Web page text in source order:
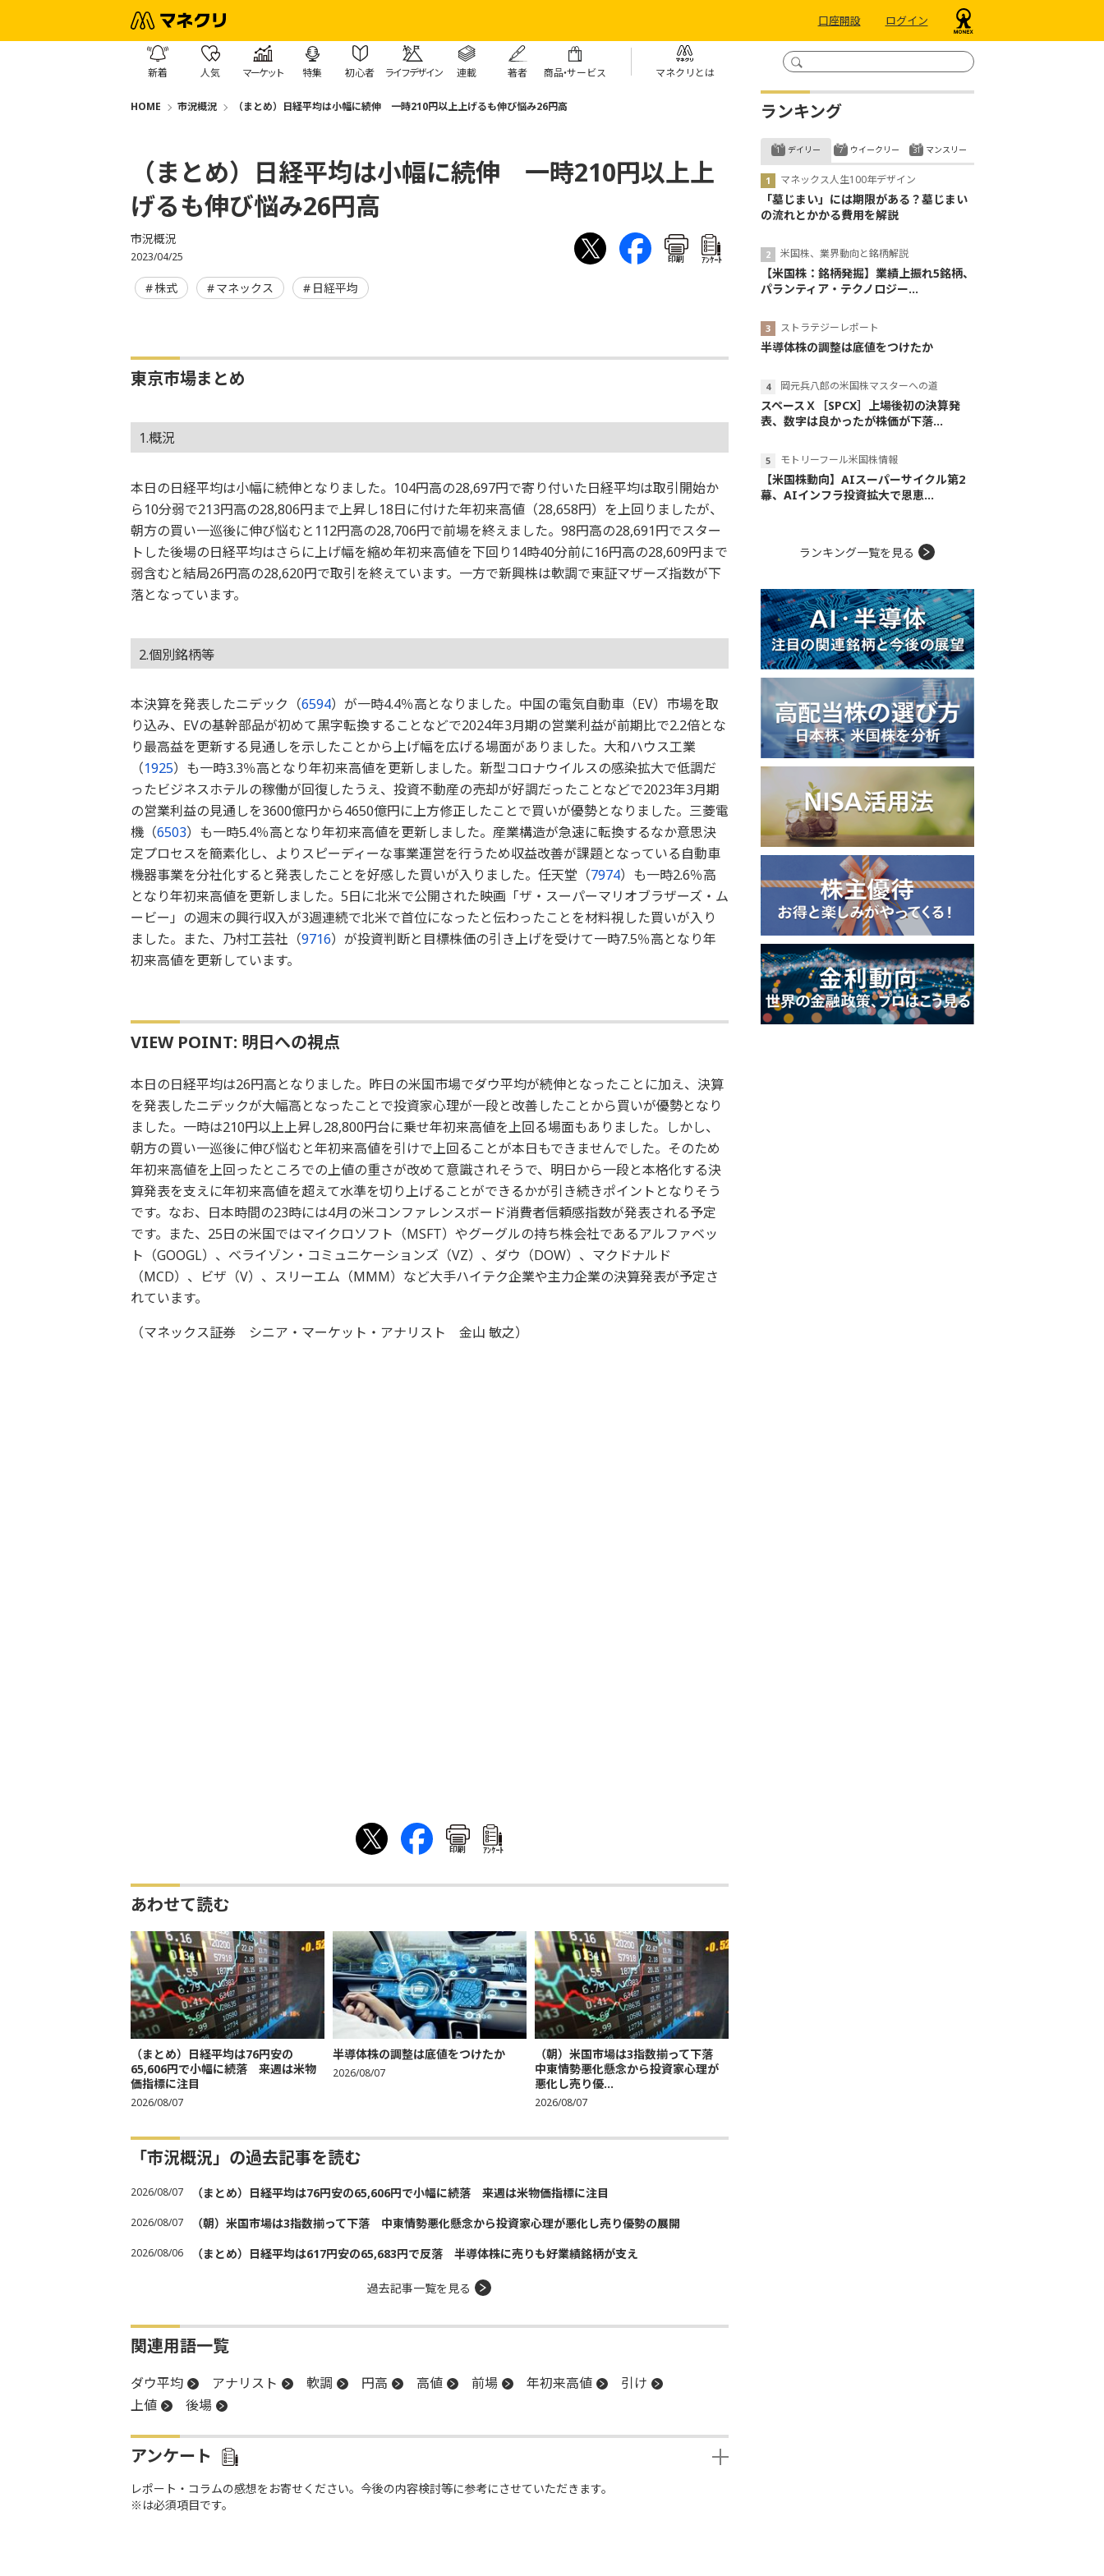
口座開設 ログイン
新着 人気 マーケット 特集 初心者 ライフデザイン 連載 著者 商品・サービス マネクリとは
HOME 市況概況 （まとめ）日経平均は小幅に続伸 一時210円以上上げるも伸び悩み26円高
（まとめ）日経平均は小幅に続伸 一時210円以上上
げるも伸び悩み26円高
市況概況
2023/04/25 印刷 ｱﾝｹｰﾄ
株式 マネックス 日経平均
東京市場まとめ
1.概況
本日の日経平均は小幅に続伸となりました。104円高の28,697円で寄り付いた日経平均は取引開始か
ら10分弱で213円高の28,806円まで上昇し18日に付けた年初来高値（28,658円）を上回りましたが、
朝方の買い一巡後に伸び悩むと112円高の28,706円で前場を終えました。98円高の28,691円でスター
トした後場の日経平均はさらに上げ幅を縮め年初来高値を下回り14時40分前に16円高の28,609円まで
弱含むと結局26円高の28,620円で取引を終えています。一方で新興株は軟調で東証マザーズ指数が下
落となっています。
2.個別銘柄等
本決算を発表したニデック（6594）が一時4.4％高となりました。中国の電気自動車（EV）市場を取
り込み、EVの基幹部品が初めて黒字転換することなどで2024年3月期の営業利益が前期比で2.2倍とな
り最高益を更新する見通しを示したことから上げ幅を広げる場面がありました。大和ハウス工業
（1925）も一時3.3％高となり年初来高値を更新しました。新型コロナウイルスの感染拡大で低調だ
ったビジネスホテルの稼働が回復したうえ、投資不動産の売却が好調だったことなどで2023年3月期
の営業利益の見通しを3600億円から4650億円に上方修正したことで買いが優勢となりました。三菱電
機（6503）も一時5.4％高となり年初来高値を更新しました。産業構造が急速に転換するなか意思決
定プロセスを簡素化し、よりスピーディーな事業運営を行うため収益改善が課題となっている自動車
機器事業を分社化すると発表したことを好感した買いが入りました。任天堂（7974）も一時2.6％高
となり年初来高値を更新しました。5日に北米で公開された映画「ザ・スーパーマリオブラザーズ・ム
ービー」の週末の興行収入が3週連続で北米で首位になったと伝わったことを材料視した買いが入り
ました。また、乃村工芸社（9716）が投資判断と目標株価の引き上げを受けて一時7.5％高となり年
初来高値を更新しています。
VIEW POINT: 明日への視点
本日の日経平均は26円高となりました。昨日の米国市場でダウ平均が続伸となったことに加え、決算
を発表したニデックが大幅高となったことで投資家心理が一段と改善したことから買いが優勢となり
ました。一時は210円以上上昇し28,800円台に乗せ年初来高値を上回る場面もありました。しかし、
朝方の買い一巡後に伸び悩むと年初来高値を引けで上回ることが本日もできませんでした。そのため
年初来高値を上回ったところでの上値の重さが改めて意識されそうで、明日から一段と本格化する決
算発表を支えに年初来高値を超えて水準を切り上げることができるかが引き続きポイントとなりそう
です。なお、日本時間の23時には4月の米コンファレンスボード消費者信頼感指数が発表される予定
です。また、25日の米国ではマイクロソフト（MSFT）やグーグルの持ち株会社であるアルファベッ
ト（GOOGL）、ベライゾン・コミュニケーションズ（VZ）、ダウ（DOW）、マクドナルド
（MCD）、ビザ（V）、スリーエム（MMM）など大手ハイテク企業や主力企業の決算発表が予定さ
れています。
（マネックス証券 シニア・マーケット・アナリスト 金山 敏之）
印刷 ｱﾝｹｰﾄ
あわせて読む
（まとめ）日経平均は76円安の
65,606円で小幅に続落 来週は米物
価指標に注目
2026/08/07
半導体株の調整は底値をつけたか
2026/08/07
（朝）米国市場は3指数揃って下落
中東情勢悪化懸念から投資家心理が
悪化し売り優...
2026/08/07
「市況概況」の過去記事を読む
2026/08/07 （まとめ）日経平均は76円安の65,606円で小幅に続落 来週は米物価指標に注目
2026/08/07 （朝）米国市場は3指数揃って下落 中東情勢悪化懸念から投資家心理が悪化し売り優勢の展開
2026/08/06 （まとめ）日経平均は617円安の65,683円で反落 半導体株に売りも好業績銘柄が支え
過去記事一覧を見る
関連用語一覧
ダウ平均 アナリスト 軟調 円高 高値 前場 年初来高値
引け
上値
後場
アンケート
レポート・コラムの感想をお寄せください。今後の内容検討等に参考にさせていただきます。
※は必須項目です。
ランキング
デイリー
マネックス人生100年デザイン
「墓じまい」には期限がある？墓じまい
の流れとかかる費用を解説
米国株、業界動向と銘柄解説
【米国株：銘柄発掘】業績上振れ5銘柄、
パランティア・テクノロジー...
ストラテジーレポート
半導体株の調整は底値をつけたか
岡元兵八郎の米国株マスターへの道
スペースＸ［SPCX］上場後初の決算発
表、数字は良かったが株価が下落...
モトリーフール米国株情報
【米国株動向】AIスーパーサイクル第2
幕、AIインフラ投資拡大で恩恵...
ウイークリー マンスリー
ランキング一覧を見る